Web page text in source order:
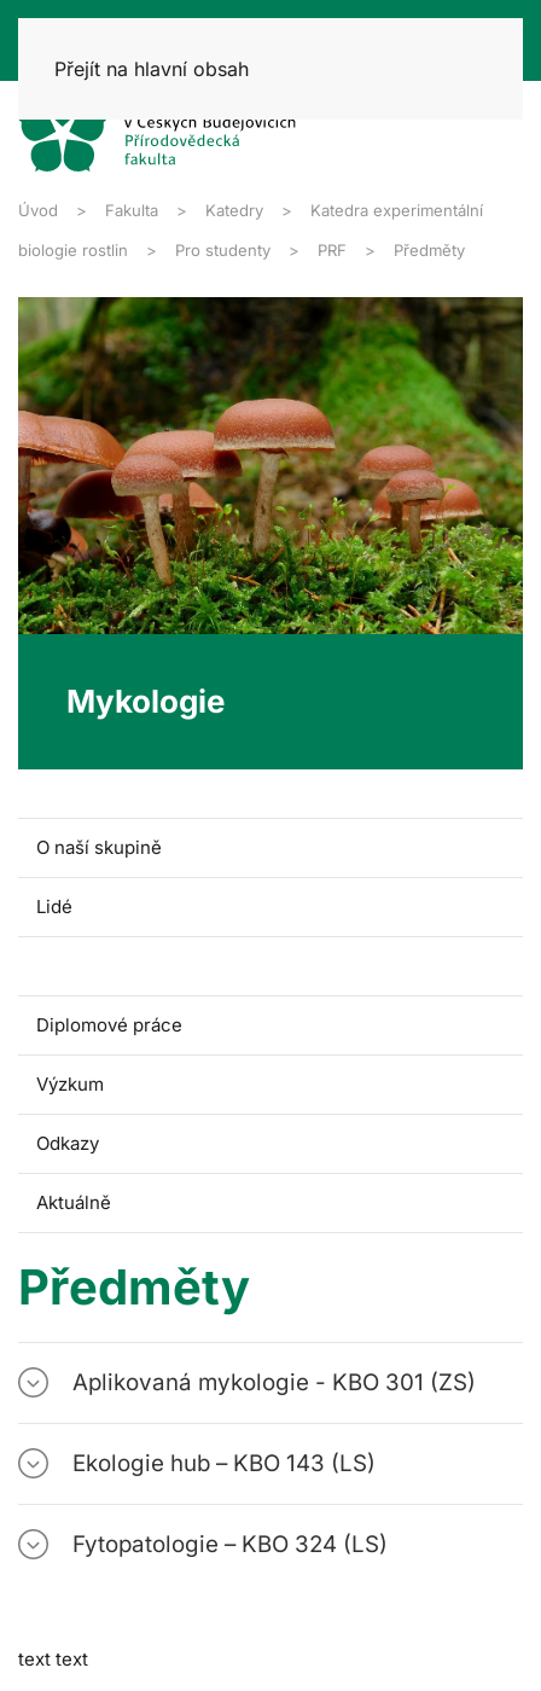
Přejít na hlavní obsah
Úvod Fakulta Katedry Katedra experimentální
biologie rostlin Pro studenty PRF Předměty
Mykologie
O naší skupině
Lidé
Diplomové práce
Výzkum
Odkazy
Aktuálně
Předměty
Aplikovaná mykologie - KBO 301 (ZS)
Ekologie hub – KBO 143 (LS)
Fytopatologie – KBO 324 (LS)
text text